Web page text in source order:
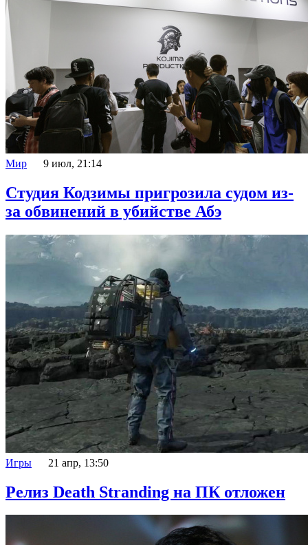
Мир 9 июл, 21:14
Студия Кодзимы пригрозила судом из-
за обвинений в убийстве Абэ
Игры 21 апр, 13:50
Релиз Death Stranding на ПК отложен